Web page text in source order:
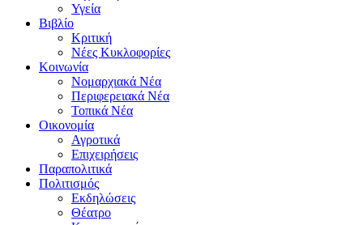
Υγεία
Βιβλίο
Κριτική
Νέες Κυκλοφορίες
Κοινωνία
Νομαρχιακά Νέα
Περιφερειακά Νέα
Τοπικά Νέα
Οικονομία
Αγροτικά
Επιχειρήσεις
Παραπολιτικά
Πολιτισμός
Εκδηλώσεις
Θέατρο